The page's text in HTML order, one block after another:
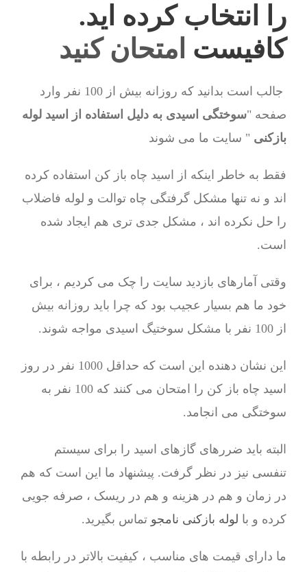
را انتخاب کرده اید.
کافیست امتحان کنید
جالب است بدانید که روزانه بیش از 100 نفر وارد
صفحه "سوختگی اسیدی به دلیل استفاده از اسید لوله
بازکنی " سایت ما می شوند
فقط به خاطر اینکه از اسید چاه باز کن استفاده کرده
اند و نه تنها مشکل گرفتگی چاه توالت و لوله فاضلاب
را حل نکرده اند ، مشکل جدی تری هم ایجاد شده
است.
وقتی آمارهای بازدید سایت را چک می کردیم ، برای
خود ما هم بسیار عجیب بود که چرا باید روزانه بیش
از 100 نفر با مشکل سوختیگ اسیدی مواجه شوند.
این نشان دهنده این است که حداقل 1000 نفر در روز
اسید چاه باز کن را امتحان می کنند که 100 نفر به
سوختگی می انجامد.
البته باید ضررهای گازهای اسید را برای سیستم
تنفسی نیز در نظر گرفت. پیشنهاد ما این است که هم
در زمان و هم در هزینه و هم در ریسک ، صرفه جویی
کرده و با لوله بازکنی نامجو تماس بگیرید.
ما دارای قیمت های مناسب ، کیفیت بالاتر در رابطه با